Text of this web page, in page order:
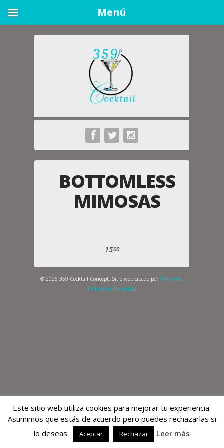
BOTTOMLESS
MIMOSAS
1500
© 2026 359 Cocktail Concept. Sitio web creado por Tonystam
Política de Privacidad
Este sitio web utiliza cookies para mejorar tu experiencia.
Asumimos que estás de acuerdo pero puedes rechazarlas si
lo deseas.
Aceptar Rechazar Leer más
Menú